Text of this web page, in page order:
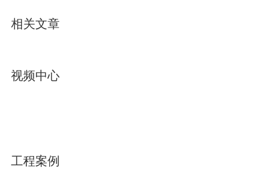
相关文章
视频中心
工程案例